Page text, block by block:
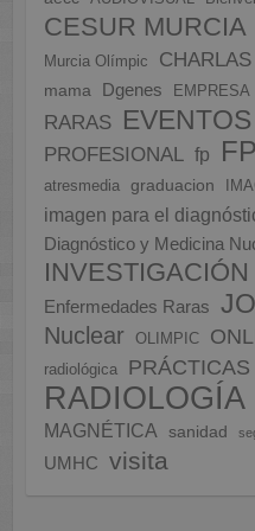
CESUR MURCIA
Murcia Olímpic
CHARLAS
mama
Dgenes EMPRESA
RARAS EVENTOS
PROFESIONAL fp
atresmedia
graduacion
imagen para el
Diagnóstico y Medicina
INVESTIGACIÓN
Enfermedades Raras
Nuclear
OLIMPIC
radiológica
PRÁCTICAS
RADIOLOGÍA
MAGNÉTICA
sanidad
UMHC visita